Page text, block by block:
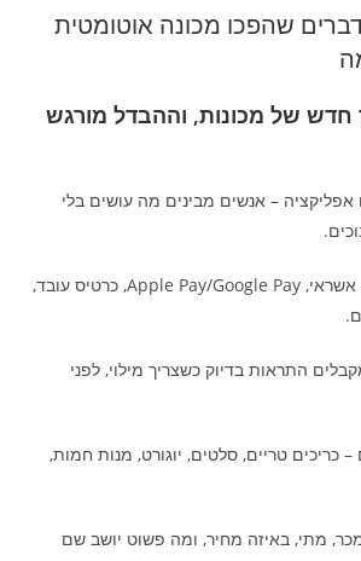
השתנה? 7 דברים שהפכו מכונה אוטומטית
חדש של מכונות, וההבדל מורגש
– אנשים מבינים מה עושים בלי
תשלומים בלי דרמה – אשראי, Apple Pay/Google Pay, כרטיס עובד,
התראות בדיוק כשצריך מילוי, לפני
כריכים טריים, סלטים, יוגורט, מנות חמות,
מתי, באיזה מחיר, ומה פשוט יושב שם